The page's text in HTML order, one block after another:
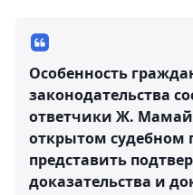
Особенность
законодательства
ответчики Ж.
открытом судебном
представить
доказательства и